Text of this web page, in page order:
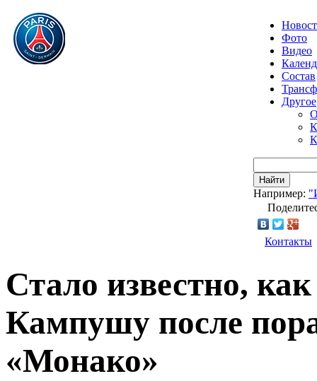
Фото
Видео
Состав
Другое
Найти
Например:
Контакты
Стало известно,
Кампушу после
«Монако»